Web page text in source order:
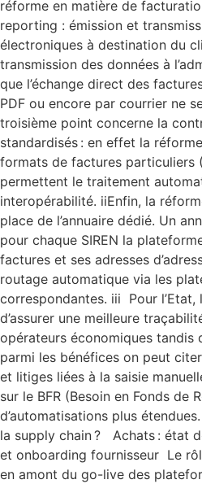
réforme en matière de
reporting : émission et
électroniques à destination du
transmission des données à
que l’échange direct des
PDF ou encore par courrier ne
troisième point concerne la
standardisés : en effet la
formats de factures particuliers
permettent le traitement
interopérabilité. iiEnfin, la
place de l’annuaire dédié. Un
pour chaque SIREN la
factures et ses adresses
routage automatique via les
correspondantes. iii Pour
d’assurer une meilleure
opérateurs économiques tandis
parmi les bénéfices on peut
et litiges liées à la saisie
sur le BFR (Besoin en Fonds de
d’automatisations plus
la supply chain ? Achats : état
et onboarding fournisseur Le
en amont du go-live des